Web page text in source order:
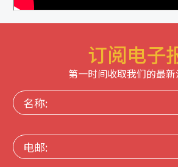
订阅电子
第一时间收取我们的最新
名
称:
电
邮: